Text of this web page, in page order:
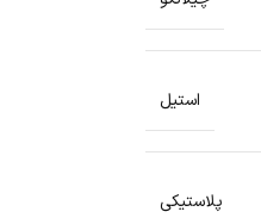
استیل
پلاستیکی